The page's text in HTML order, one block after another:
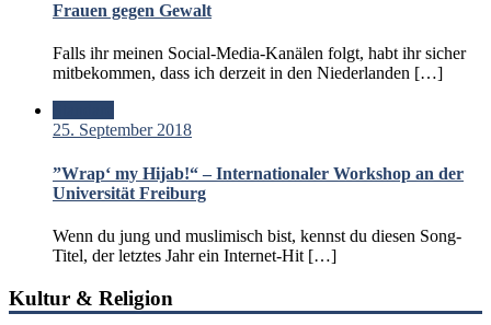
Frauen gegen Gewalt
Falls ihr meinen Social-Media-Kanälen folgt, habt ihr sicher
mitbekommen, dass ich derzeit in den Niederlanden […]
25. September 2018
”Wrap‘ my Hijab!“ – Internationaler Workshop an der
Universität Freiburg
Wenn du jung und muslimisch bist, kennst du diesen Song-
Titel, der letztes Jahr ein Internet-Hit […]
Kultur & Religion